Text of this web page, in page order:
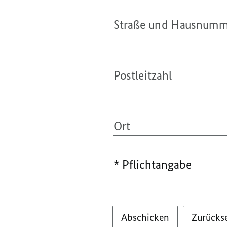
Straße und
Postleitzahl
Ort
* Pflichtangabe
Abschicken